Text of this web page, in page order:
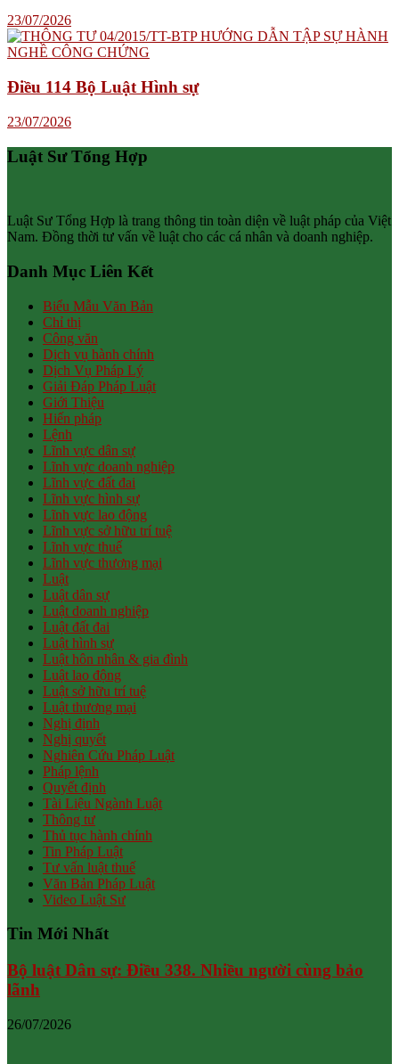
23/07/2026
Điều 114 Bộ Luật Hình sự
23/07/2026
Luật Sư Tổng Hợp
Luật Sư Tổng Hợp là trang thông tin toàn diện về luật pháp của Việt
Nam. Đồng thời tư vấn về luật cho các cá nhân và doanh nghiệp.
Danh Mục Liên Kết
Biểu Mẫu Văn Bản
Chỉ thị
Công văn
Dịch vụ hành chính
Dịch Vụ Pháp Lý
Giải Đáp Pháp Luật
Giới Thiệu
Hiến pháp
Lệnh
Lĩnh vực dân sự
Lĩnh vực doanh nghiệp
Lĩnh vực đất đai
Lĩnh vực hình sự
Lĩnh vực lao động
Lĩnh vực sở hữu trí tuệ
Lĩnh vực thuế
Lĩnh vực thương mại
Luật
Luật dân sự
Luật doanh nghiệp
Luật đất đai
Luật hình sự
Luật hôn nhân & gia đình
Luật lao động
Luật sở hữu trí tuệ
Luật thương mại
Nghị định
Nghị quyết
Nghiên Cứu Pháp Luật
Pháp lệnh
Quyết định
Tài Liệu Ngành Luật
Thông tư
Thủ tục hành chính
Tin Pháp Luật
Tư vấn luật thuế
Văn Bản Pháp Luật
Video Luật Sư
Tin Mới Nhất
Bộ luật Dân sự: Điều 338. Nhiều người cùng bảo
lãnh
26/07/2026